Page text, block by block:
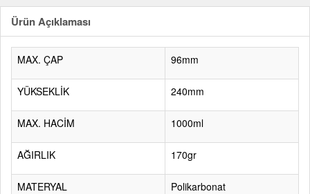
Ürün Açıklaması
MAX. ÇAP 96mm
YÜKSEKLİK 240mm
MAX. HACİM 1000ml
AĞIRLIK 170gr
MATERYAL Polikarbonat